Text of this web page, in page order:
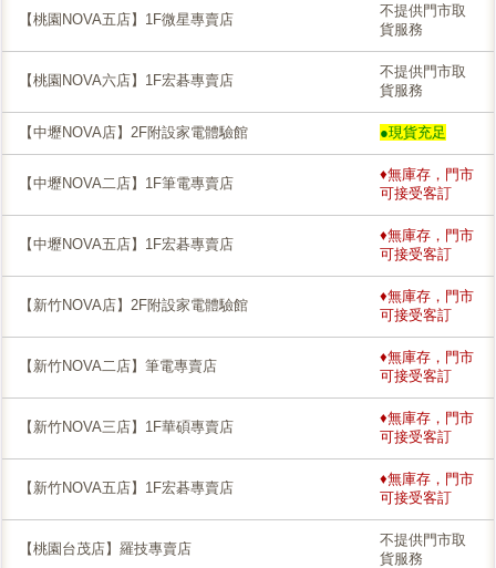
【桃園NOVA五店】1F微星專賣店
不提供門市取
貨服務
【桃園NOVA六店】1F宏碁專賣店
不提供門市取
貨服務
【中壢NOVA店】2F附設家電體驗館 ●現貨充足
【中壢NOVA二店】1F筆電專賣店
♦無庫存，門市
可接受客訂
【中壢NOVA五店】1F宏碁專賣店
♦無庫存，門市
可接受客訂
【新竹NOVA店】2F附設家電體驗館
♦無庫存，門市
可接受客訂
【新竹NOVA二店】筆電專賣店
♦無庫存，門市
可接受客訂
【新竹NOVA三店】1F華碩專賣店
♦無庫存，門市
可接受客訂
【新竹NOVA五店】1F宏碁專賣店
♦無庫存，門市
可接受客訂
【桃園台茂店】羅技專賣店
不提供門市取
貨服務